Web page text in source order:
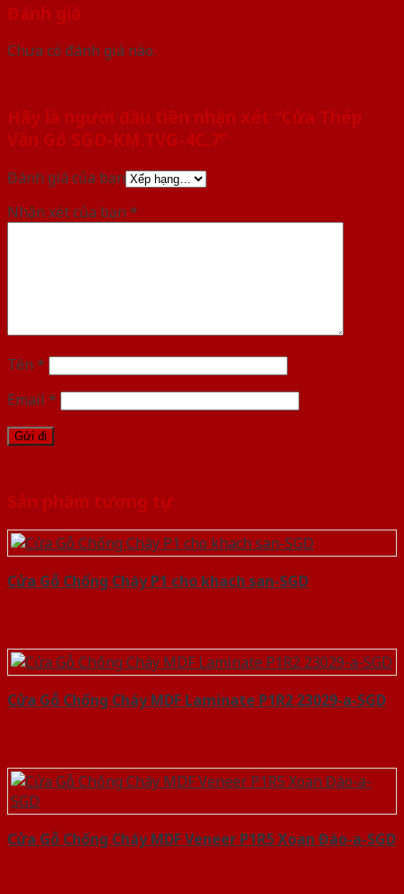
Đánh giá
Chưa có đánh giá nào.
Hãy là người đầu tiên nhận xét “Cửa Thép
Vân Gỗ SGD-KM.TVG-4C.7”
Đánh giá của bạn
Nhận xét của bạn *
Tên *
Email *
Sản phẩm tương tự
Cửa Gỗ Chống Cháy P1 cho khach san-SGD
Cửa Gỗ Chống Cháy MDF Laminate P1R2 23029-a-SGD
Cửa Gỗ Chống Cháy MDF Veneer P1R5 Xoan Đào-a-SGD